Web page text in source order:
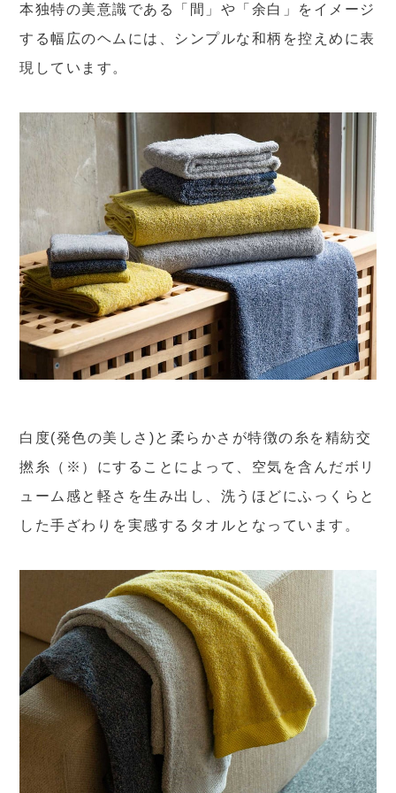
本独特の美意識である「間」や「余白」をイメージ
する幅広のヘムには、シンプルな和柄を控えめに表
現しています。
白度(発色の美しさ)と柔らかさが特徴の糸を精紡交
撚糸（※）にすることによって、空気を含んだボリ
ューム感と軽さを生み出し、洗うほどにふっくらと
した手ざわりを実感するタオルとなっています。